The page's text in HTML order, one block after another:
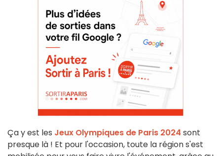
Ça y est les Jeux Olympiques de Paris 2024 sont
presque là ! Et pour l'occasion, toute la région s'est